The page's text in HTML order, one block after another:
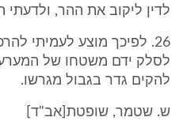
לדין ליקוב את ההר, ולדעתי
26. לפיכך מוצע לעמיתי
לסלק ידם משטחו של
להקים גדר בגבול מגרשו.
ש. שטמר, שופטת[אב"ד]